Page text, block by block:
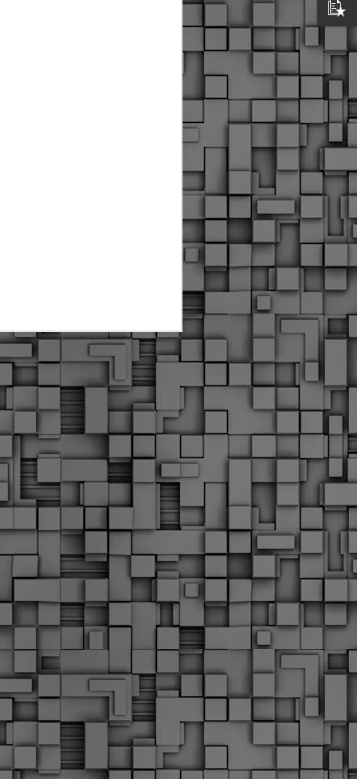
εκπαίδευσή τους και
ο Δήμος παρέλαβε τρία
οποία θα χρησιμοποιούνται για
MAY
25
Δημοτική Αστυνομία
Θεσσαλονίκης:
Διοικητικά πρόστιμα
ύψους 11.350€ σε
εργολάβους για
παραβάσεις σε έργα
Ο.Κ.Ω
Η Δημοτική Αστυνομία
Θεσσαλονίκης βεβαίωσε κατά
τις προηγούμενες ημέρες
πρόστιμα για 11 διοικητικές
παραβάσεις που έλαβαν
εργασιών από εργολαβικά
συνεργεία και οι οποίες
αφορούσαν εκτέλεση
εργασιών χωρίς νόμιμη
σήμανση και στην απόθεση
υλικών – εργαλείων εκτός του
προβλεπόμενου εργοταξίου.